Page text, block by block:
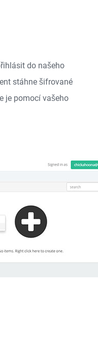
do našeho
stáhne šifrované
je pomocí vašeho